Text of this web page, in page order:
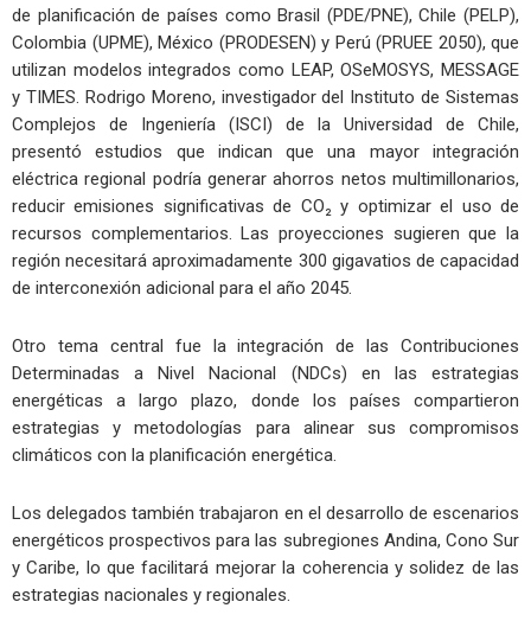
de planificación de países como Brasil (PDE/PNE), Chile (PELP),
Colombia (UPME), México (PRODESEN) y Perú (PRUEE 2050), que
utilizan modelos integrados como LEAP, OSeMOSYS, MESSAGE
y TIMES. Rodrigo Moreno, investigador del Instituto de Sistemas
Complejos de Ingeniería (ISCI) de la Universidad de Chile,
presentó estudios que indican que una mayor integración
eléctrica regional podría generar ahorros netos multimillonarios,
reducir emisiones significativas de CO₂ y optimizar el uso de
recursos complementarios. Las proyecciones sugieren que la
región necesitará aproximadamente 300 gigavatios de capacidad
de interconexión adicional para el año 2045.
Otro tema central fue la integración de las Contribuciones
Determinadas a Nivel Nacional (NDCs) en las estrategias
energéticas a largo plazo, donde los países compartieron
estrategias y metodologías para alinear sus compromisos
climáticos con la planificación energética.
Los delegados también trabajaron en el desarrollo de escenarios
energéticos prospectivos para las subregiones Andina, Cono Sur
y Caribe, lo que facilitará mejorar la coherencia y solidez de las
estrategias nacionales y regionales.